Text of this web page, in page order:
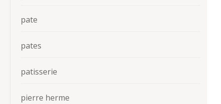
pate
pates
patisserie
pierre herme